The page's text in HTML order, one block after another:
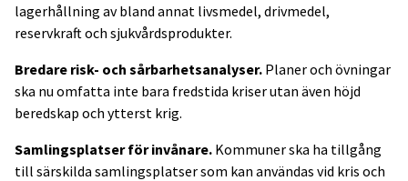
lagerhållning av bland annat livsmedel, drivmedel,
reservkraft och sjukvårdsprodukter.
Bredare risk- och sårbarhetsanalyser. Planer och övningar
ska nu omfatta inte bara fredstida kriser utan även höjd
beredskap och ytterst krig.
Samlingsplatser för invånare. Kommuner ska ha tillgång
till särskilda samlingsplatser som kan användas vid kris och